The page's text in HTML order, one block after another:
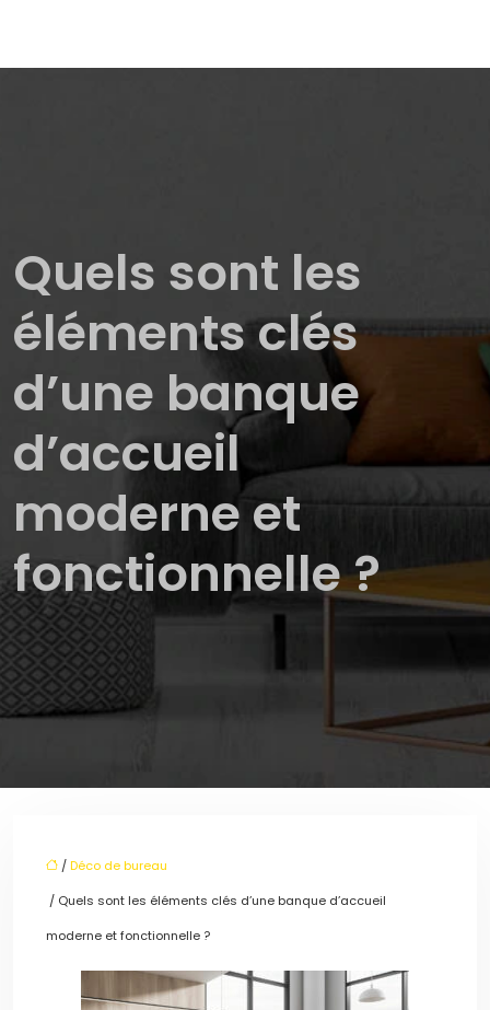
Quels sont les
éléments clés
d’une banque
d’accueil
moderne et
fonctionnelle ?
/Déco de bureau
/ Quels sont les éléments clés d’une banque d’accueil
moderne et fonctionnelle ?